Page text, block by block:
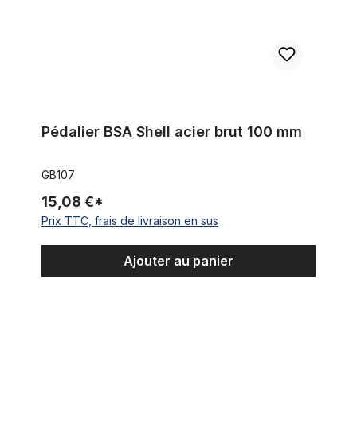
Pédalier BSA Shell acier brut 100 mm
GB107
15,08 €*
Prix TTC, frais de livraison en sus
Ajouter au panier